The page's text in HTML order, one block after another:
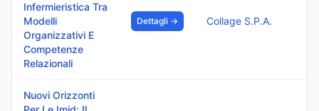
Infermieristica Tra
Modelli
Organizzativi E
Competenze
Relazionali
Dettagli → Collage S.P.A.
Nuovi Orizzonti